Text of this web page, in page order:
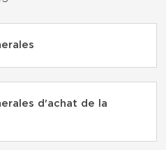
d'achat de la